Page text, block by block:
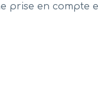
prise en compte